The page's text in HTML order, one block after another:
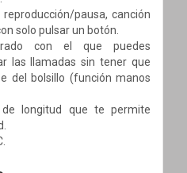
pausa, canción
solo pulsar un botón.
con el que puedes
las llamadas sin tener que
del bolsillo (función manos
longitud que te permite